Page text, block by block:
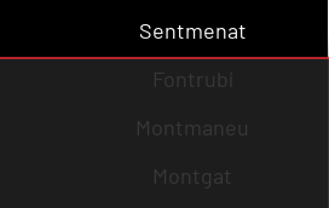
Sentmenat
Fontrubí
Montmaneu
Montgat